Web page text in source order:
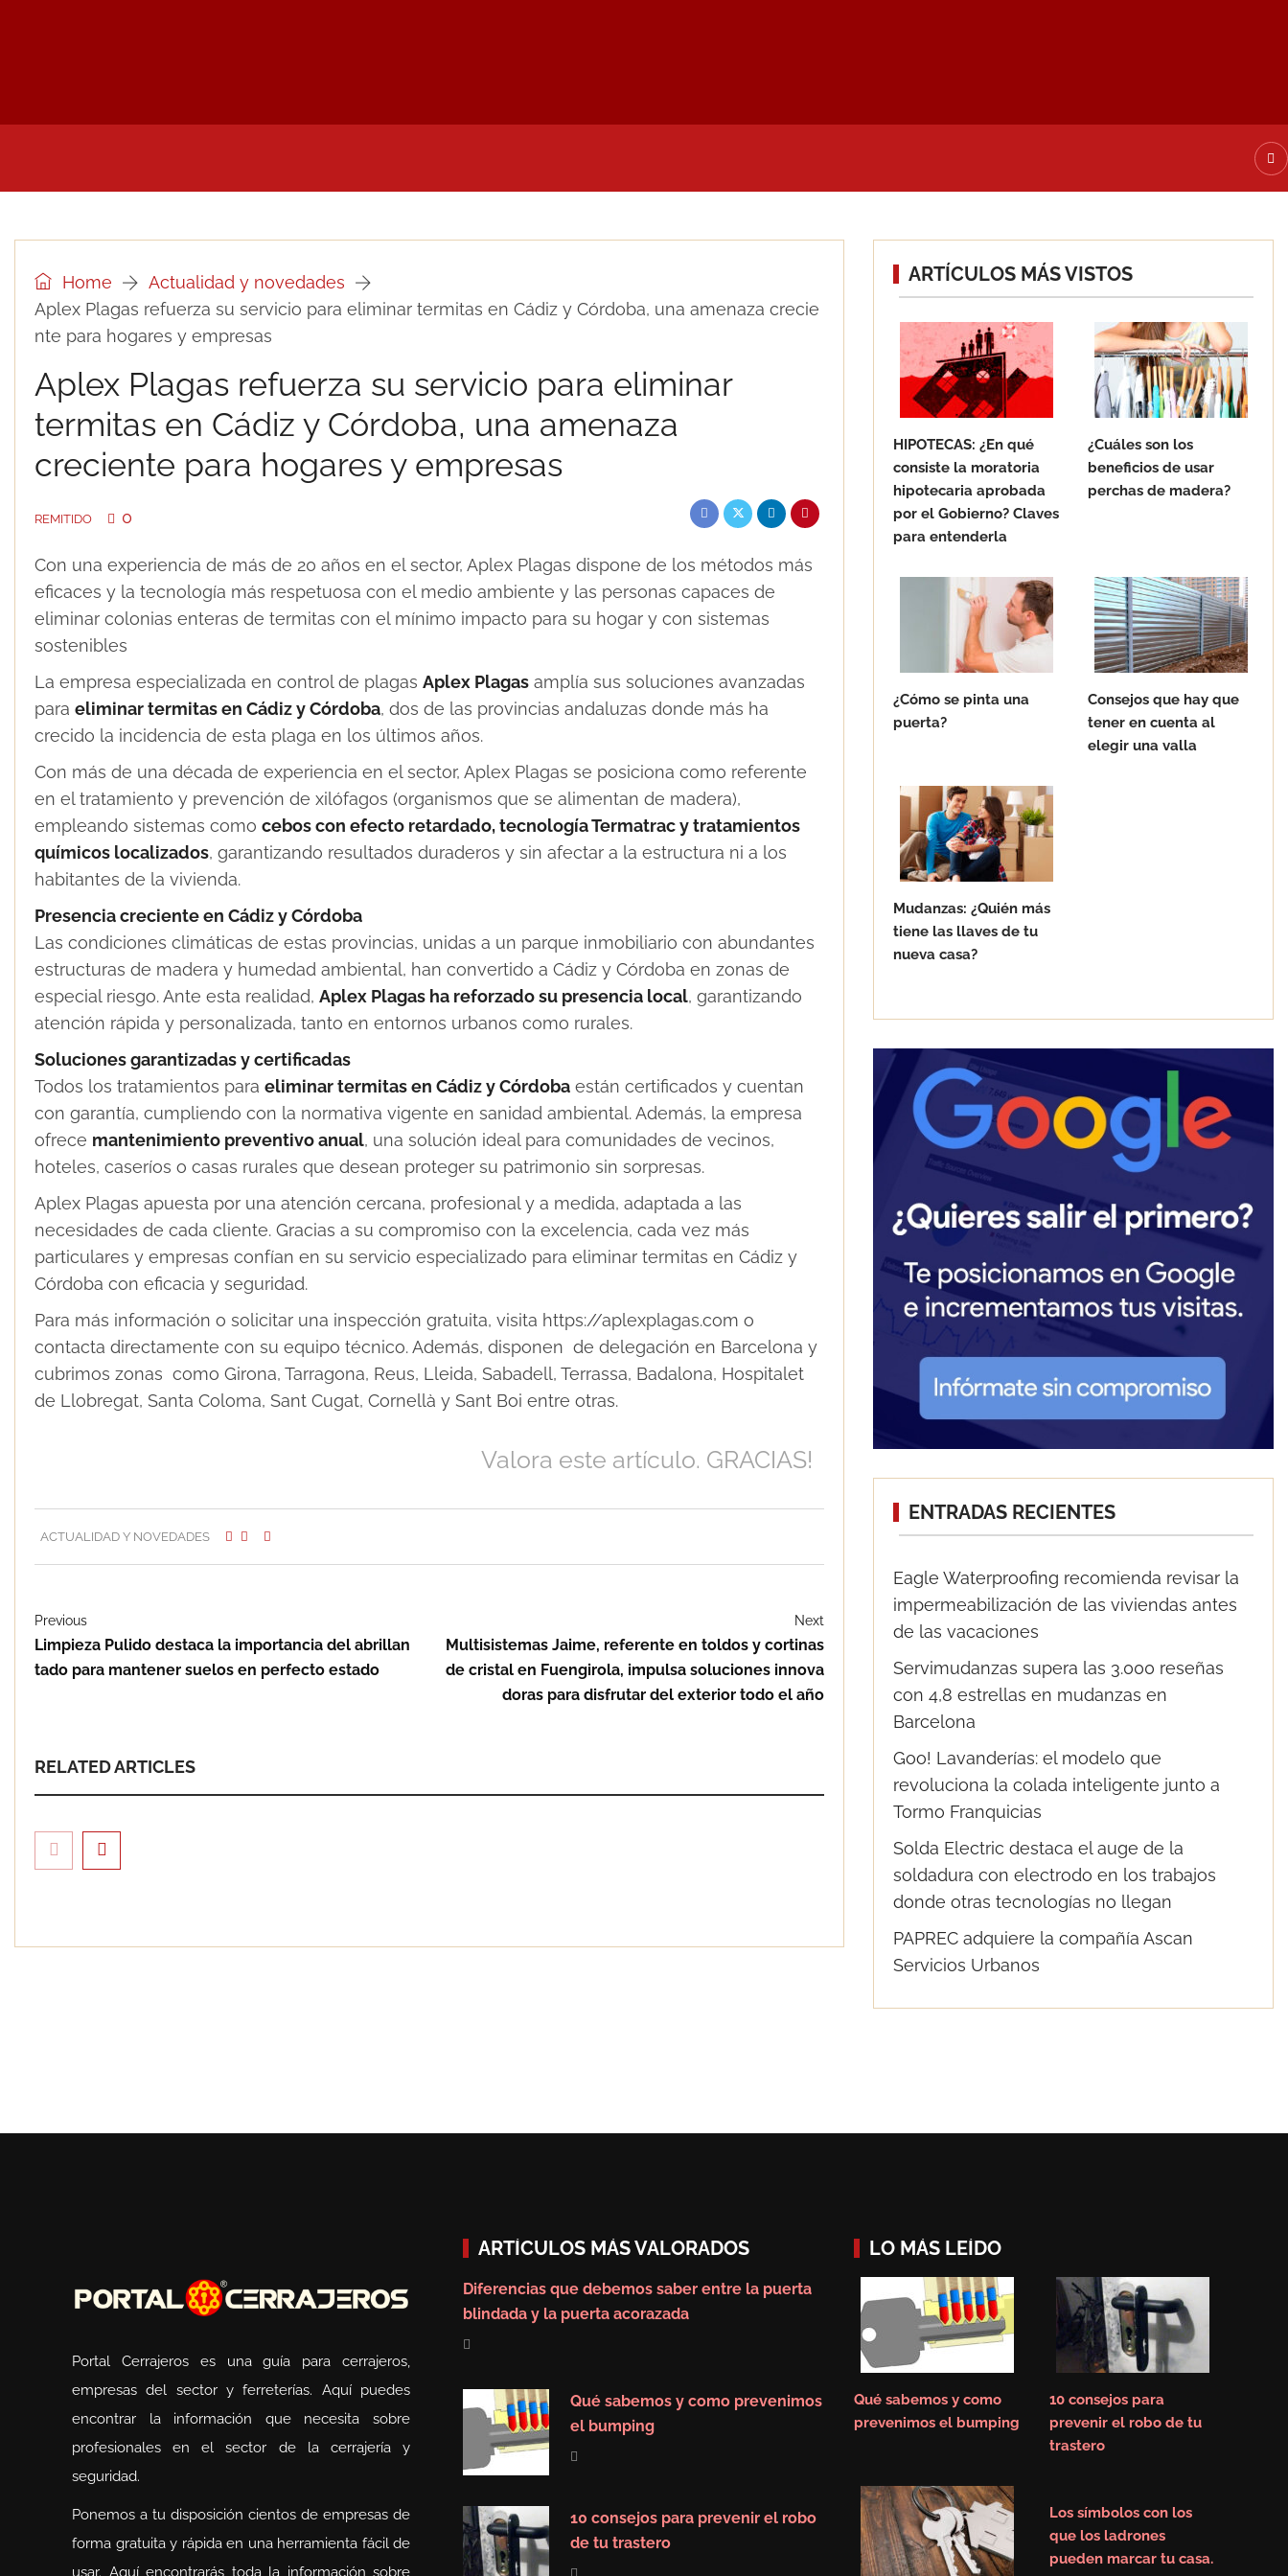
Home
Actualidad y novedades
Aplex Plagas refuerza su servicio para eliminar termitas en Cádiz y Córdoba, una amenaza crecie
nte para hogares y empresas
Aplex Plagas refuerza su servicio para eliminar
termitas en Cádiz y Córdoba, una amenaza
creciente para hogares y empresas
REMITIDO 0
Con una experiencia de más de 20 años en el sector, Aplex Plagas dispone de los métodos más
eficaces y la tecnología más respetuosa con el medio ambiente y las personas capaces de
eliminar colonias enteras de termitas con el mínimo impacto para su hogar y con sistemas
sostenibles
La empresa especializada en control de plagas Aplex Plagas amplía sus soluciones avanzadas
para eliminar termitas en Cádiz y Córdoba, dos de las provincias andaluzas donde más ha
crecido la incidencia de esta plaga en los últimos años.
Con más de una década de experiencia en el sector, Aplex Plagas se posiciona como referente
en el tratamiento y prevención de xilófagos (organismos que se alimentan de madera),
empleando sistemas como cebos con efecto retardado, tecnología Termatrac y tratamientos
químicos localizados, garantizando resultados duraderos y sin afectar a la estructura ni a los
habitantes de la vivienda.
Presencia creciente en Cádiz y Córdoba
Las condiciones climáticas de estas provincias, unidas a un parque inmobiliario con abundantes
estructuras de madera y humedad ambiental, han convertido a Cádiz y Córdoba en zonas de
especial riesgo. Ante esta realidad, Aplex Plagas ha reforzado su presencia local, garantizando
atención rápida y personalizada, tanto en entornos urbanos como rurales.
Soluciones garantizadas y certificadas
Todos los tratamientos para eliminar termitas en Cádiz y Córdoba están certificados y cuentan
con garantía, cumpliendo con la normativa vigente en sanidad ambiental. Además, la empresa
ofrece mantenimiento preventivo anual, una solución ideal para comunidades de vecinos,
hoteles, caseríos o casas rurales que desean proteger su patrimonio sin sorpresas.
Aplex Plagas apuesta por una atención cercana, profesional y a medida, adaptada a las
necesidades de cada cliente. Gracias a su compromiso con la excelencia, cada vez más
particulares y empresas confían en su servicio especializado para eliminar termitas en Cádiz y
Córdoba con eficacia y seguridad.
Para más información o solicitar una inspección gratuita, visita https://aplexplagas.com o
contacta directamente con su equipo técnico. Además, disponen de delegación en Barcelona y
cubrimos zonas como Girona, Tarragona, Reus, Lleida, Sabadell, Terrassa, Badalona, Hospitalet
de Llobregat, Santa Coloma, Sant Cugat, Cornellà y Sant Boi entre otras.
Valora este artículo. GRACIAS!
ACTUALIDAD Y NOVEDADES
Previous
Limpieza Pulido destaca la importancia del abrillan
tado para mantener suelos en perfecto estado
Next
Multisistemas Jaime, referente en toldos y cortinas
de cristal en Fuengirola, impulsa soluciones innova
doras para disfrutar del exterior todo el año
RELATED ARTICLES
ARTÍCULOS MÁS VISTOS
HIPOTECAS: ¿En qué
consiste la moratoria
hipotecaria aprobada
por el Gobierno? Claves
para entenderla
¿Cuáles son los
beneficios de usar
perchas de madera?
¿Cómo se pinta una
puerta?
Consejos que hay que
tener en cuenta al
elegir una valla
Mudanzas: ¿Quién más
tiene las llaves de tu
nueva casa?
ENTRADAS RECIENTES
Eagle Waterproofing recomienda revisar la
impermeabilización de las viviendas antes
de las vacaciones
Servimudanzas supera las 3.000 reseñas
con 4,8 estrellas en mudanzas en
Barcelona
Goo! Lavanderías: el modelo que
revoluciona la colada inteligente junto a
Tormo Franquicias
Solda Electric destaca el auge de la
soldadura con electrodo en los trabajos
donde otras tecnologías no llegan
PAPREC adquiere la compañía Ascan
Servicios Urbanos
Portal Cerrajeros es una guía para cerrajeros,
empresas del sector y ferreterías. Aquí puedes
encontrar la información que necesita sobre
profesionales en el sector de la cerrajería y
seguridad.
Ponemos a tu disposición cientos de empresas de
forma gratuita y rápida en una herramienta fácil de
usar. Aquí encontrarás toda la información sobre
ARTÍCULOS MÁS VALORADOS
Diferencias que debemos saber entre la puerta
blindada y la puerta acorazada
Qué sabemos y como prevenimos
el bumping
10 consejos para prevenir el robo
de tu trastero
LO MÁS LEÍDO
Qué sabemos y como
prevenimos el bumping
10 consejos para
prevenir el robo de tu
trastero
Los símbolos con los
que los ladrones
pueden marcar tu casa.